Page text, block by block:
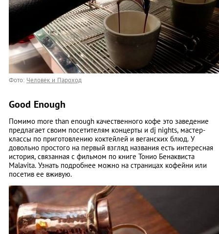
Фото: Человек и Пароход
Good Enough
Помимо more than enough качественного кофе это заведение
предлагает своим посетителям концерты и dj nights, мастер-
классы по приготовлению коктейлей и веганских блюд. У
довольно простого на первый взгляд названия есть интересная
история, связанная с фильмом по книге Тонио Бенаквиста
Malavita. Узнать подробнее можно на страницах кофейни или
посетив ее вживую.